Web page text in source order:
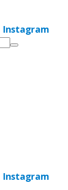
Instagram
Instagram